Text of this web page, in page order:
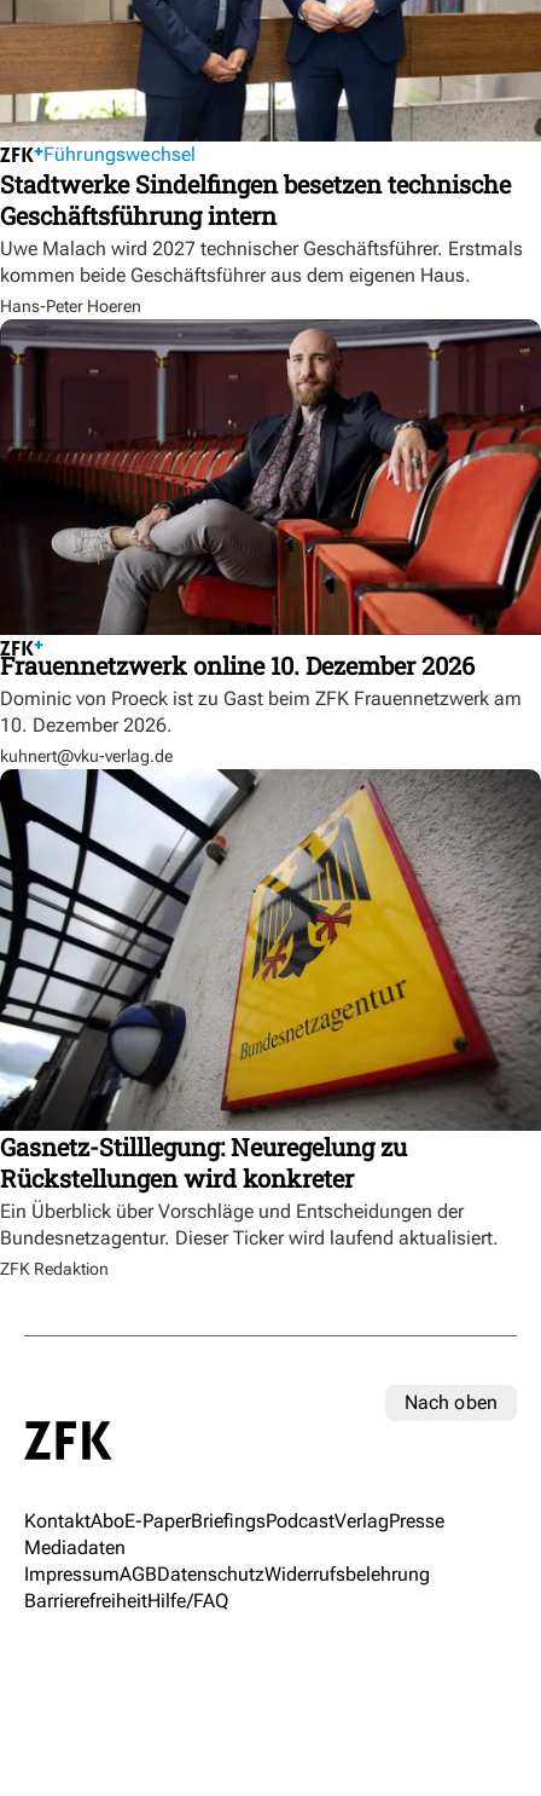
Führungswechsel
Stadtwerke Sindelfingen besetzen technische
Geschäftsführung intern
Uwe Malach wird 2027 technischer Geschäftsführer. Erstmals
kommen beide Geschäftsführer aus dem eigenen Haus.
Hans-Peter Hoeren
Frauennetzwerk online 10. Dezember 2026
Dominic von Proeck ist zu Gast beim ZFK Frauennetzwerk am
10. Dezember 2026.
kuhnert@vku-verlag.de
Gasnetz-Stilllegung: Neuregelung zu
Rückstellungen wird konkreter
Ein Überblick über Vorschläge und Entscheidungen der
Bundesnetzagentur. Dieser Ticker wird laufend aktualisiert.
ZFK Redaktion
Nach oben
KontaktAboE-PaperBriefingsPodcastVerlagPresse
Mediadaten
ImpressumAGBDatenschutzWiderrufsbelehrung
BarrierefreiheitHilfe/FAQ